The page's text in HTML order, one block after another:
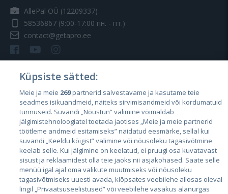
AllePal OÜ (12209337)
58536867 (9:00-17:00 пн. - пт.)
contact@getapro.ee
Страны
Эстония
Латвия
Литва
Küpsiste sätted:
Meie ja meie 269partnerid salvestavame ja kasutame teie
seadmes isikuandmeid, näiteks sirvimisandmeid või kordumatuid
tunnuseid. Suvandi „Nõustun” valimine võimaldab
jälgimistehnoloogiatel toetada jaotises „Meie ja meie partnerid
töötleme andmeid esitamiseks” näidatud eesmärke, sellal kui
suvandi „Keeldu kõigist” valimine või nõusoleku tagasivõtmine
keelab selle. Kui jälgimine on keelatud, ei pruugi osa kuvatavast
sisust ja reklaamidest olla teie jaoks nii asjakohased. Saate selle
menüü igal ajal oma valikute muutmiseks või nõusoleku
tagasivõtmiseks uuesti avada, klõpsates veebilehe allosas oleval
lingil „Privaatsuseelistused” või veebilehe vasakus alanurgas